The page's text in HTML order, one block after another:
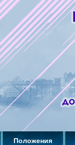
Положения